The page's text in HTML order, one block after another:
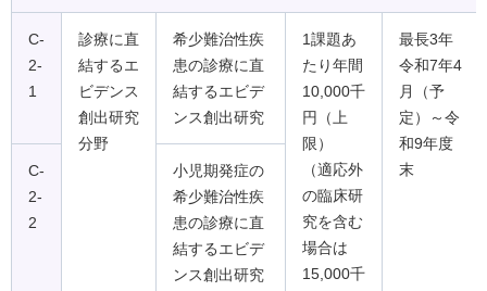
C-
2-
1
診療に直
結するエ
ビデンス
創出研究
分野
希少難治性疾
患の診療に直
結するエビデ
ンス創出研究
1課題あ
たり年間
10,000千
円（上
限）
（適応外
の臨床研
究を含む
場合は
15,000千
最長3年
令和7年4
月（予
定）～令
和9年度
末
C-
2-
2
小児期発症の
希少難治性疾
患の診療に直
結するエビデ
ンス創出研究